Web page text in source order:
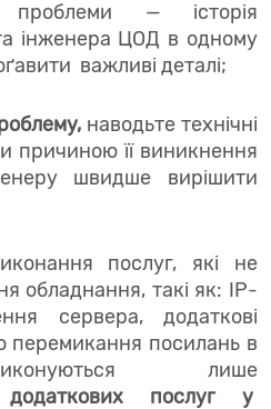
проблеми — історія
інженера ЦОД в одному
важливі деталі;
наводьте технічні
причиною її виникнення
швидше вирішити
послуг, які не
обладнання, такі як: IP-
сервера, додаткові
перемикання посилань в
лише
додаткових послуг у